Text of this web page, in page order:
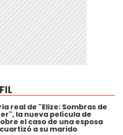
real de "Elize: Sombras de
la nueva película de
el caso de una esposa
a su marido